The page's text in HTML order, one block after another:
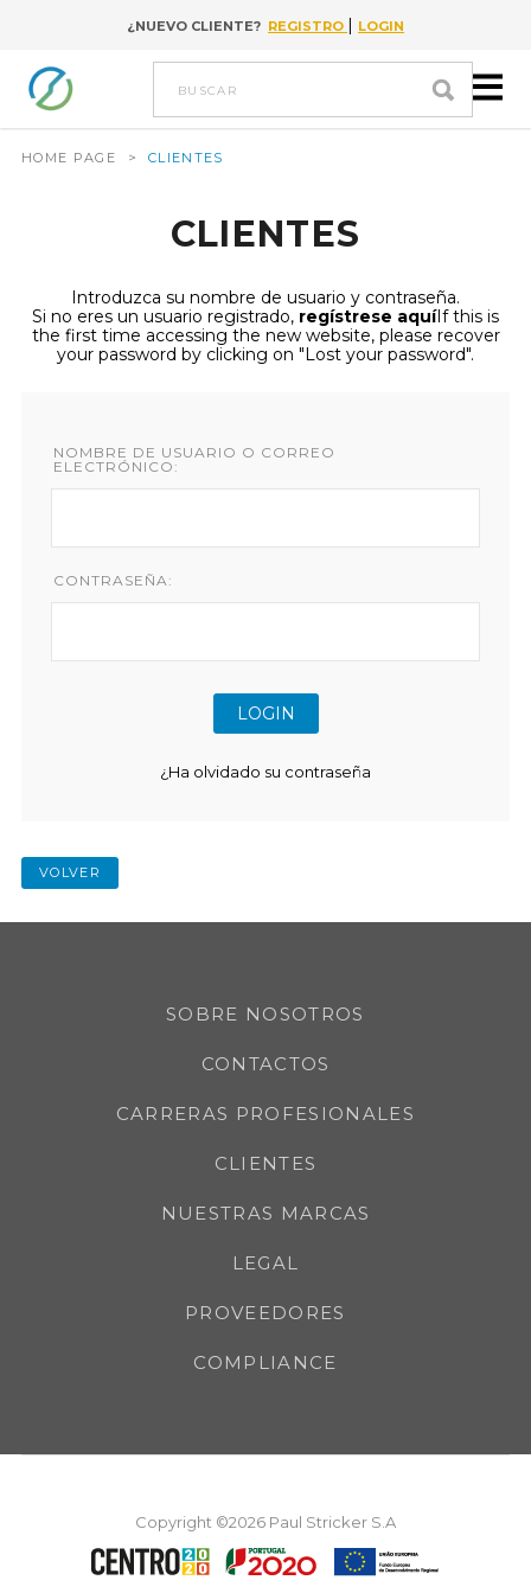
Go to content¿NUEVO CLIENTE? REGISTRO | LOGIN
buscar
HOME PAGE > CLIENTES
CLIENTES
Introduzca su nombre de usuario y contraseña.
Si no eres un usuario registrado, regístrese aquíIf this is
the first time accessing the new website, please recover
your password by clicking on "Lost your password".
NOMBRE DE USUARIO O CORREO
ELECTRÓNICO:
CONTRASEÑA:
¿Ha olvidado su contraseña
VOLVER
SOBRE NOSOTROS
CONTACTOS
CARRERAS PROFESIONALES
CLIENTES
NUESTRAS MARCAS
LEGAL
PROVEEDORES
COMPLIANCE
Copyright ©2026 Paul Stricker S.A